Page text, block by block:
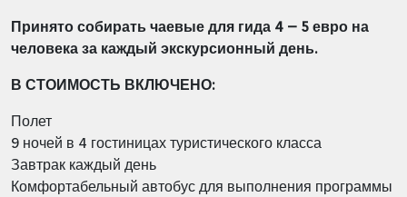
Принято собирать чаевые для гида 4 – 5 евро на
человека за каждый экскурсионный день.
В СТОИМОСТЬ ВКЛЮЧЕНО:
Полет
9 ночей в 4 гостиницах туристического класса
Завтрак каждый день
Комфортабельный автобус для выполнения программы